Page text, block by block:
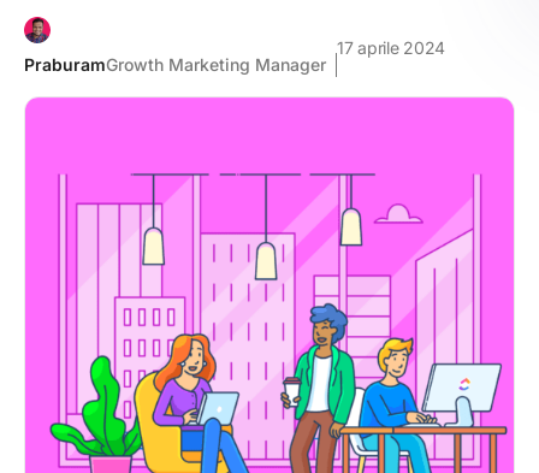
PraburamGrowth Marketing Manager
17 aprile 2024